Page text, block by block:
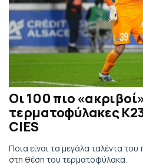
Οι 100 πιο
τερματοφύλακες
CIES
Ποια είναι τα μεγάλα ταλέντα
στη θέση του τερματοφύλακα.